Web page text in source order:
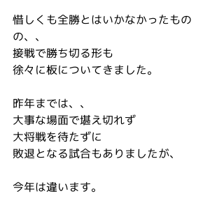
惜しくも全勝とはいかなかったもの
の、、
接戦で勝ち切る形も
徐々に板についてきました。
昨年までは、、
大事な場面で堪え切れず
大将戦を待たずに
敗退となる試合もありましたが、
今年は違います。